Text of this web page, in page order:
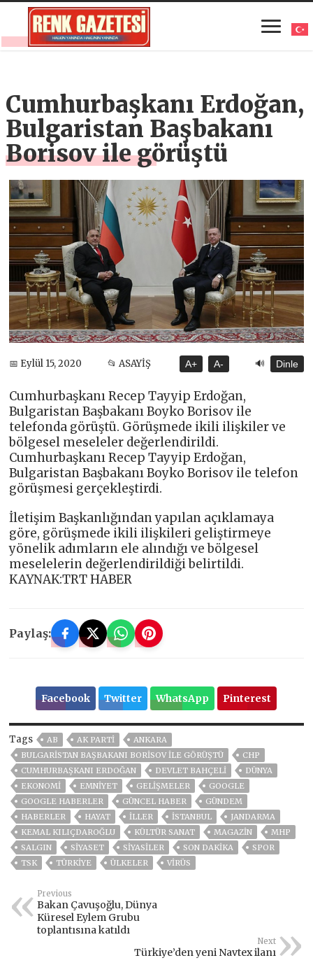
Cumhurbaşkanı Erdoğan,
Bulgaristan Başbakanı
Borisov ile görüştü
📅 Eylül 15, 2020 📂 ASAYİŞ A+ A- 🔊 Dinle
Cumhurbaşkanı Recep Tayyip Erdoğan,
Bulgaristan Başbakanı Boyko Borisov ile
telefonda görüştü. Görüşmede ikili ilişkiler ve
bölgesel meseleler değerlendirildi.
Cumhurbaşkanı Recep Tayyip Erdoğan,
Bulgaristan Başbakanı Boyko Borisov ile telefon
görüşmesi gerçekleştirdi.
İletişim Başkanlığından yapılan açıklamaya
göre, görüşmede ikili ilişkileri geliştirmeye
yönelik adımların ele alındığı ve bölgesel
meselelerin değerlendirildiği belirtildi.
KAYNAK:TRT HABER
Paylaş:
Facebook Twitter WhatsApp Pinterest
Tags AB AK PARTİ
ANKARA
BULGARISTAN BAŞBAKANI BORISOV ILE GÖRÜŞTÜ
CHP
CUMHURBAŞKANI ERDOĞAN
DEVLET BAHÇELİ
DÜNYA
EKONOMİ
EMNİYET GELIŞMELER
GOOGLE
GOOGLE HABERLER
GÜNCEL HABER
GÜNDEM
HABERLER
HAYAT İLLER ISTANBUL
JANDARMA
KEMAL KILIÇDAROĞLU
KÜLTÜR SANAT MAGAZİN
MHP
SALGIN
SİYASET SİYASİLER SON DAKIKA
SPOR
TSK
TÜRKİYE ÜLKELER VIRÜS
Previous
Bakan Çavuşoğlu, Dünya
Küresel Eylem Grubu
toplantısına katıldı
Next
Türkiye’den yeni Navtex ilanı